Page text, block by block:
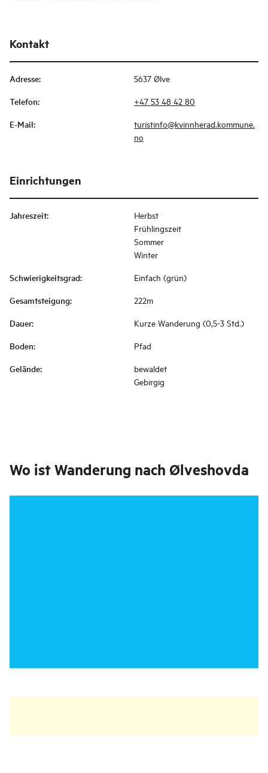
Kontakt
Adresse: 5637 Ølve
Telefon: +47 53 48 42 80
E-Mail:
turistinfo@kvinnherad.kommune.
no
Einrichtungen
Jahreszeit:
Herbst
Frühlingszeit
Sommer
Winter
Schwierigkeitsgrad: Einfach (grün)
Gesamtsteigung: 222m
Dauer: Kurze Wanderung (0,5-3 Std.)
Boden: Pfad
Gelände:
bewaldet
Gebirgig
Wo ist Wanderung nach Ølveshovda